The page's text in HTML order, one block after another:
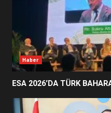
4
UZATILDI:
Haber
ESA 2026’DA TÜRK